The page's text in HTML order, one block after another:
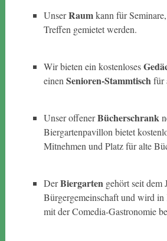
UnserRaumkann für
Treffen gemietet werden.
Wir bieten ein kostenloses
einen Senioren-Stammtischfür
Unser offenerBücherschrank
Biergartenpavillon bietet
Mitnehmen und Platz für alte
DerBiergarten gehört seit dem
Bürgergemeinschaft und wird
mit der Comedia-Gastronomie